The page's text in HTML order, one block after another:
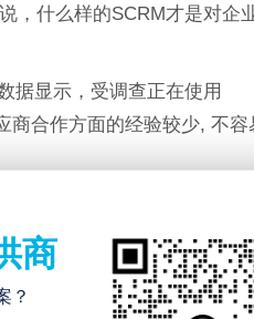
，什么样的SCRM才是对企
据显示，受调查正在使用
商合作方面的经验较少, 不容
：
商
？